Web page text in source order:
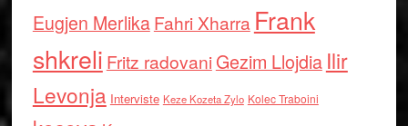
Eugjen MerlikaFahri Xharra Frank
shkreli Fritz radovaniGezim Llojdia Ilir
Levonja Interviste Keze Kozeta Zylo Kolec Traboini